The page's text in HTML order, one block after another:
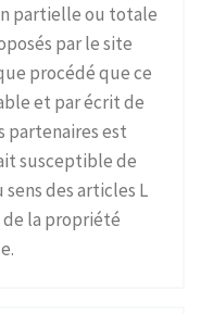
partielle ou totale
par le site
procédé que ce
et par écrit de
partenaires est
susceptible de
des articles L
de la propriété